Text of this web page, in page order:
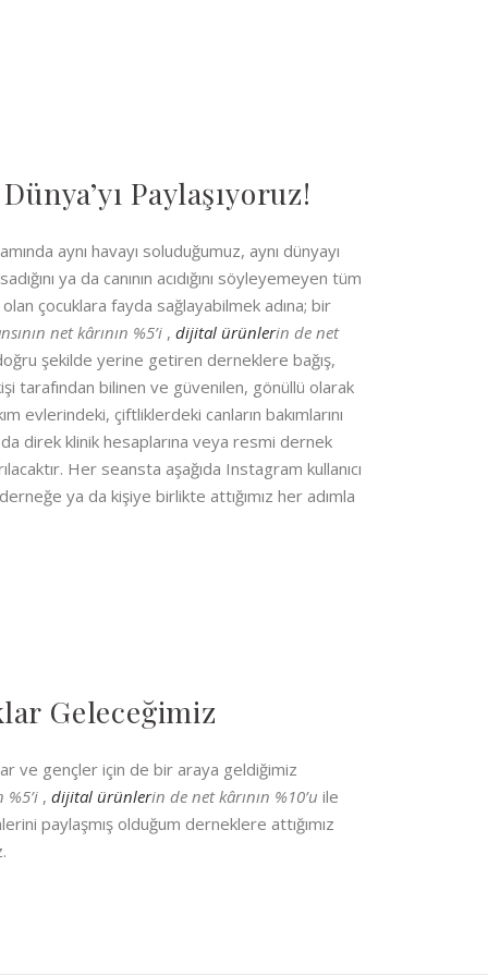
Paylaşıyoruz!
aynı havayı soluduğumuz, aynı dünyayı
ya da canının acıdığını söyleyemeyen tüm
çocuklara fayda sağlayabilmek adına; bir
net kârının %5’i , dijital ürünlerin de net
şekilde yerine getiren derneklere bağış,
tarafından bilinen ve güvenilen, gönüllü olarak
evlerindeki, çiftliklerdeki canların bakımlarını
direk klinik hesaplarına veya resmi dernek
Her seansta aşağıda Instagram kullanıcı
ya da kişiye birlikte attığımız her adımla
Geleceğimiz
ve gençler için de bir araya geldiğimiz
%5’i , dijital ürünlerin de net kârının %10’u ile
paylaşmış olduğum derneklere attığımız